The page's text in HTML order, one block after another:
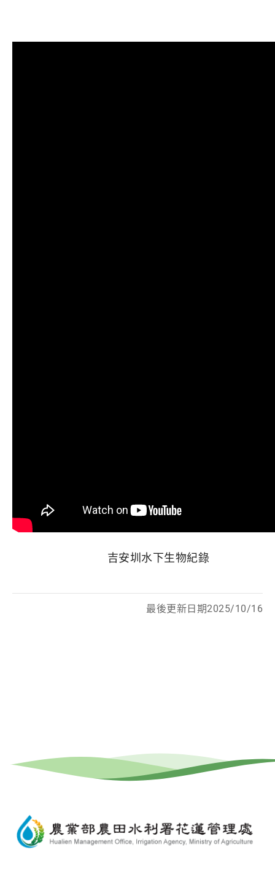
吉安圳水下生物紀錄
最後更新日期2025/10/16